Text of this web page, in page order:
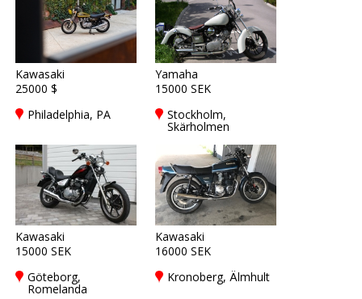
Kawasaki
25000 $
Philadelphia, PA
Yamaha
15000 SEK
Stockholm,
Skärholmen
Kawasaki
15000 SEK
Göteborg,
Romelanda
Kawasaki
16000 SEK
Kronoberg, Älmhult